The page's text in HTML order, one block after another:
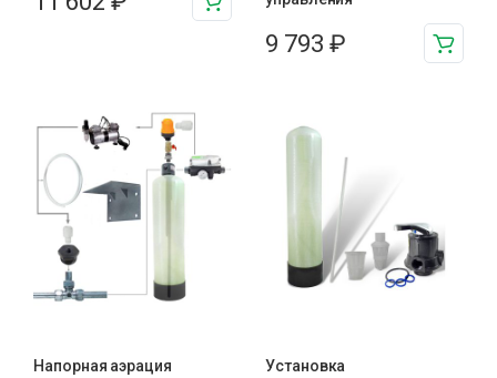
9 793 ₽
Напорная аэрация
Установка